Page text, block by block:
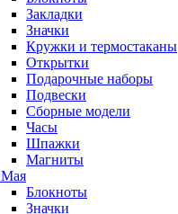
Закладки
Значки
Кружки и термостаканы
Открытки
Подарочные наборы
Подвески
Сборные модели
Часы
Шпажки
Магниты
Блокноты
Значки